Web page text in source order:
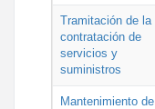
Tramitación de la
contratación de
servicios y
suministros
Mantenimiento de